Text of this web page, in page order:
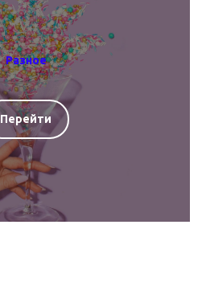
Разное
Перейти